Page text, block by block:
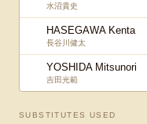
水沼貴史
HASEGAWA Kenta
長谷川健太
YOSHIDA Mitsunori
吉田光範
SUBSTITUTES USED